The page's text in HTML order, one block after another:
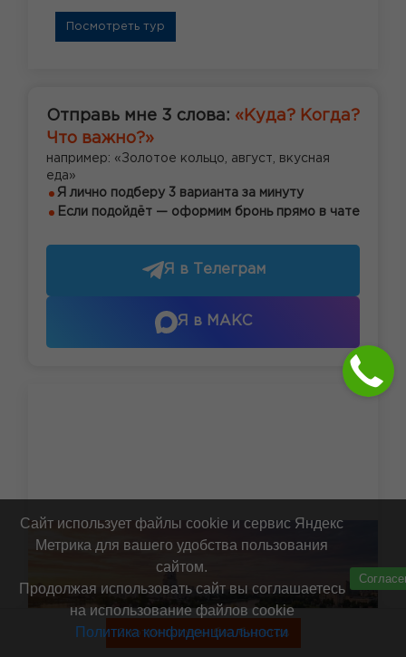
Посмотреть тур
Отправь мне 3 слова: «Куда? Когда?
Что важно?»
например: «Золотое кольцо, август, вкусная
еда»
Я лично подберу 3 варианта за минуту
Если подойдёт — оформим бронь прямо в чате
Я в Телеграм
Я в МАКС
Смотреть туры без билетов
Сайт использует файлы cookie и сервис Яндекс
Метрика для вашего удобства пользования
сайтом.
Продолжая использовать сайт вы соглашаетесь
на использование файлов cookie
Политика конфиденциальности